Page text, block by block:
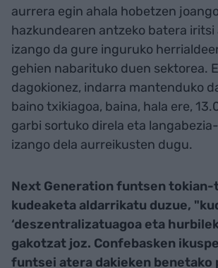
aurrera egin ahala hobetzen
hazkundearen antzeko batera
izango da gure inguruko
gehien nabarituko duen sektorea.
dagokionez, indarra mantenduko
baino txikiagoa, baina, hala ere,
garbi sortuko direla eta
izango dela aurreikusten dugu.
Next Generation funtsen tokian-
kudeaketa aldarrikatu duzue,
‘deszentralizatuagoa eta
gakotzat joz. Confebasken
funtsei atera dakieken benetako